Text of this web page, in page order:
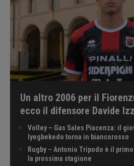
Un altro 2006 per il
ecco il difensore Davide
Volley – Gas Sales Piacenza: il
Iyegbekedo torna in biancorosso
Rugby – Antonio Tripodo è il
la prossima stagione